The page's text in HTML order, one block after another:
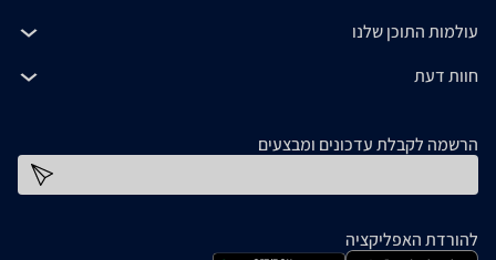
עולמות התוכן שלנו
חוות דעת
הרשמה לקבלת עדכונים ומבצעים
להורדת האפליקציה